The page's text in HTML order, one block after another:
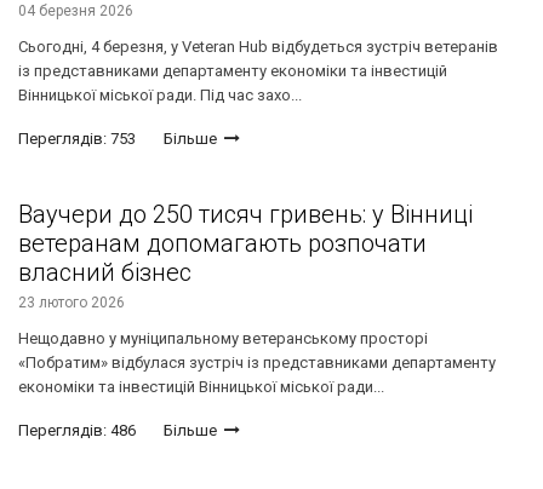
04 березня 2026
Сьогодні, 4 березня, у Veteran Hub відбудеться зустріч ветеранів
із представниками департаменту економіки та інвестицій
Вінницької міської ради. Під час захо...
Переглядів: 753 Більше
Ваучери до 250 тисяч гривень: у Вінниці
ветеранам допомагають розпочати
власний бізнес
23 лютого 2026
Нещодавно у муніципальному ветеранському просторі
«Побратим» відбулася зустріч із представниками департаменту
економіки та інвестицій Вінницької міської ради...
Переглядів: 486 Більше